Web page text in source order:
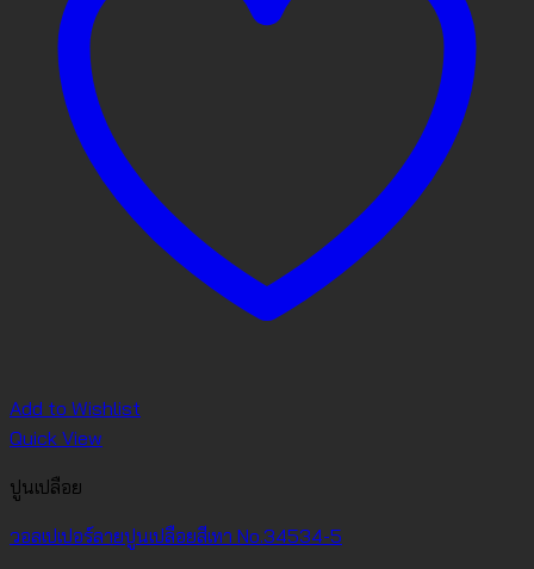
Add to Wishlist
Quick View
ปูนเปลือย
วอลเปเปอร์ลายปูนเปลือยสีเทา No.34534-5